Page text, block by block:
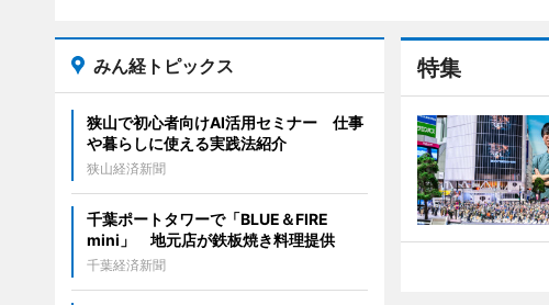
特集
みん経トピックス
狭山で初心者向けAI活用セミナー 仕事
や暮らしに使える実践法紹介
狭山経済新聞
千葉ポートタワーで「BLUE＆FIRE
mini」 地元店が鉄板焼き料理提供
千葉経済新聞